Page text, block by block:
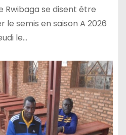
se disent être
semis en saison A 2026
le…